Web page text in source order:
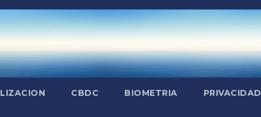
CBDC BIOMETRIA PRIVACIDAD